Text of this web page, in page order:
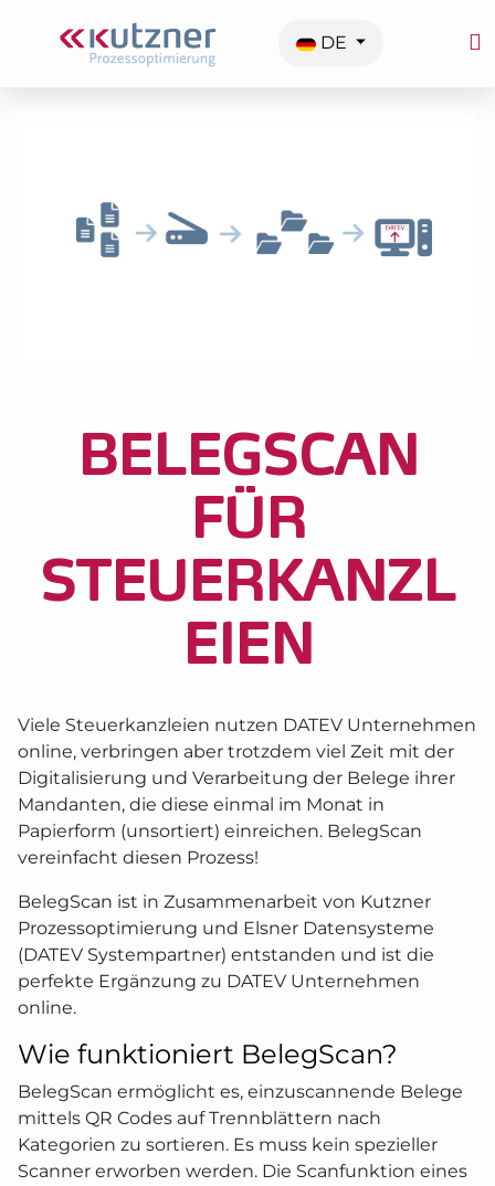
Sprache auswählen
DE
BELEGSCAN
FÜR
STEUERKANZL
EIEN
Viele Steuerkanzleien nutzen DATEV Unternehmen
online, verbringen aber trotzdem viel Zeit mit der
Digitalisierung und Verarbeitung der Belege ihrer
Mandanten, die diese einmal im Monat in
Papierform (unsortiert) einreichen. BelegScan
vereinfacht diesen Prozess!
BelegScan ist in Zusammenarbeit von Kutzner
Prozessoptimierung und Elsner Datensysteme
(DATEV Systempartner) entstanden und ist die
perfekte Ergänzung zu DATEV Unternehmen
online.
Wie funktioniert BelegScan?
BelegScan ermöglicht es, einzuscannende Belege
mittels QR Codes auf Trennblättern nach
Kategorien zu sortieren. Es muss kein spezieller
Scanner erworben werden. Die Scanfunktion eines